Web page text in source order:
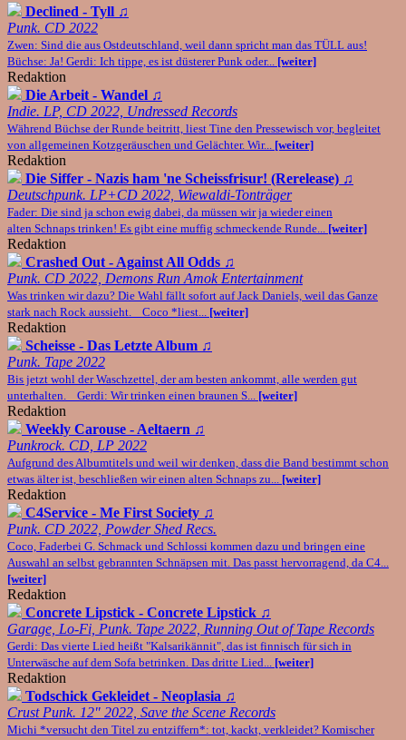
Declined - Tyll ♫
Punk. CD 2022
Zwen: Sind die aus Ostdeutschland, weil dann spricht man das TÜLL aus!
Büchse: Ja! Gerdi: Ich tippe, es ist düsterer Punk oder... [weiter]
Redaktion
Die Arbeit - Wandel ♫
Indie. LP, CD 2022, Undressed Records
Während Büchse der Runde beitritt, liest Tine den Pressewisch vor, begleitet
von allgemeinen Kotzgeräuschen und Gelächter. Wir... [weiter]
Redaktion
Die Siffer - Nazis ham 'ne Scheissfrisur! (Rerelease) ♫
Deutschpunk. LP+CD 2022, Wiewaldi-Tonträger
Fader: Die sind ja schon ewig dabei, da müssen wir ja wieder einen
alten Schnaps trinken! Es gibt eine muffig schmeckende Runde... [weiter]
Redaktion
Crashed Out - Against All Odds ♫
Punk. CD 2022, Demons Run Amok Entertainment
Was trinken wir dazu? Die Wahl fällt sofort auf Jack Daniels, weil das Ganze
stark nach Rock aussieht. Coco *liest... [weiter]
Redaktion
Scheisse - Das Letzte Album ♫
Punk. Tape 2022
Bis jetzt wohl der Waschzettel, der am besten ankommt, alle werden gut
unterhalten. Gerdi: Wir trinken einen braunen S... [weiter]
Redaktion
Weekly Carouse - Aeltaern ♫
Punkrock. CD, LP 2022
Aufgrund des Albumtitels und weil wir denken, dass die Band bestimmt schon
etwas älter ist, beschließen wir einen alten Schnaps zu... [weiter]
Redaktion
C4Service - Me First Society ♫
Punk. CD 2022, Powder Shed Recs.
Coco, Faderbei G. Schmack und Schlossi kommen dazu und bringen eine
Auswahl an selbst gebrannten Schnäpsen mit. Das passt hervorragend, da C4...
[weiter]
Redaktion
Concrete Lipstick - Concrete Lipstick ♫
Garage, Lo-Fi, Punk. Tape 2022, Running Out of Tape Records
Gerdi: Das vierte Lied heißt "Kalsarikännit", das ist finnisch für sich in
Unterwäsche auf dem Sofa betrinken. Das dritte Lied... [weiter]
Redaktion
Todschick Gekleidet - Neoplasia ♫
Crust Punk. 12" 2022, Save the Scene Records
Michi *versucht den Titel zu entziffern*: tot, kackt, verkleidet? Komischer